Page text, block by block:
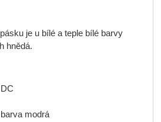
je u bílé a teple bílé barvy
hnědá.
modrá